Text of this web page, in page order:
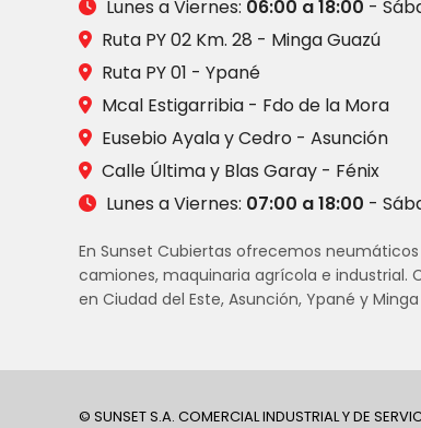
Lunes a Viernes: 06:00 a 18:00 -
Ruta PY 02 Km. 28 - Minga Guazú
Ruta PY 01 - Ypané
Mcal Estigarribia - Fdo de la Mora
Eusebio Ayala y Cedro - Asunción
Calle Última y Blas Garay - Fénix
Lunes a Viernes: 07:00 a 18:00 -
En Sunset Cubiertas ofrecemos
camiones, maquinaria agrícola e industrial.
en Ciudad del Este, Asunción, Ypané y
© SUNSET S.A. COMERCIAL INDUSTRIAL Y DE